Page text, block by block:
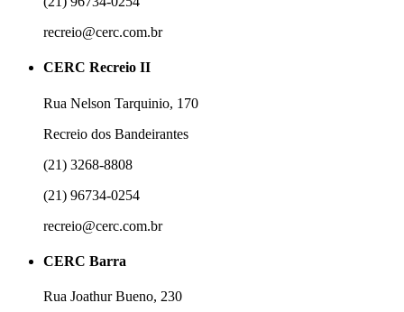
recreio@cerc.com.br
CERC Recreio II
Rua Nelson Tarquinio, 170
Recreio dos Bandeirantes
(21) 3268-8808
(21) 96734-0254
recreio@cerc.com.br
CERC Barra
Rua Joathur Bueno, 230